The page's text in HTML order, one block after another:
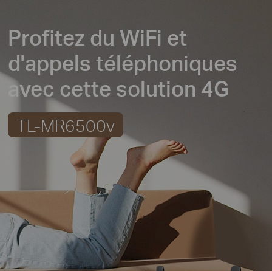
Profitez du WiFi et
d'appels téléphoniques
avec cette solution 4G
TL-MR6500v